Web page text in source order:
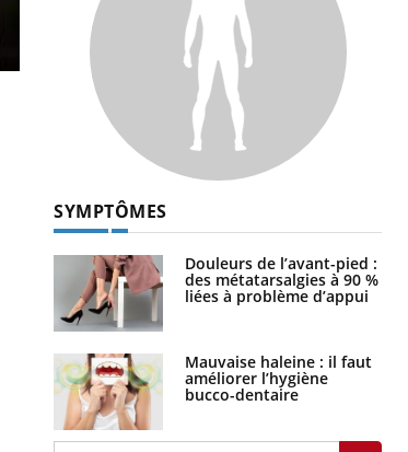
Comment oublier les écrans en
vacances ?
SYMPTÔMES
Douleurs de l’avant-pied :
des métatarsalgies à 90 %
liées à problème d’appui
Mauvaise haleine : il faut
améliorer l’hygiène
bucco-dentaire